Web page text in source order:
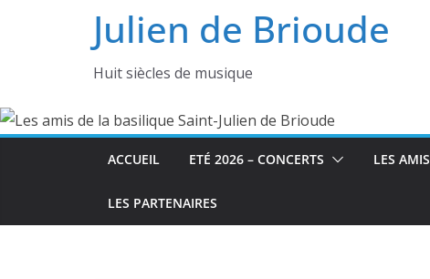
Julien de Brioude
Huit siècles de musique
ACCUEIL ETÉ 2026 – CONCERTS LES AMIS
LES PARTENAIRES